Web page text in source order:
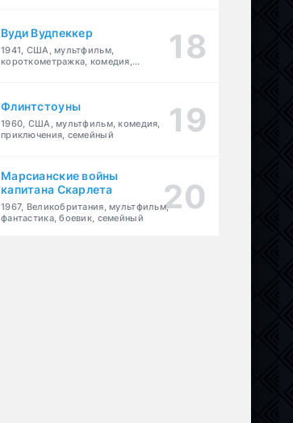
Вуди Вудпеккер
1941, США, мультфильм,
короткометражка, комедия,
Флинтстоуны
1960, США, мультфильм, комедия,
приключения, семейный
Марсианские войны
капитана Скарлета
1967, Великобритания, мультфильм,
фантастика, боевик, семейный